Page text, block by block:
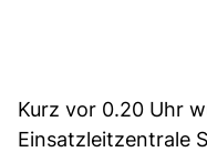
Kurz vor 0.20 Uhr
Einsatzleitzentrale